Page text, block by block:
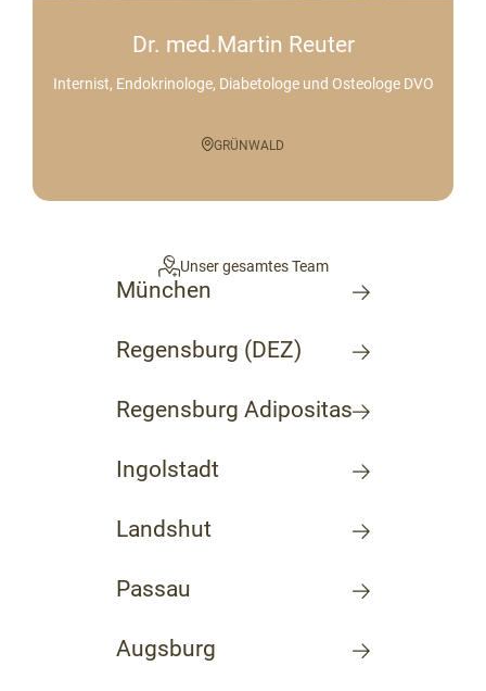
Dr. med.Martin Reuter
Internist, Endokrinologe, Diabetologe und Osteologe DVO
GRÜNWALD
Unser gesamtes Team
München
Regensburg (DEZ)
Regensburg Adipositas
Ingolstadt
Landshut
Passau
Augsburg